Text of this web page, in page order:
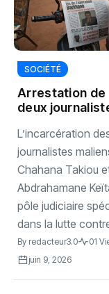
SOCIÉTÉ
Arrestation de
deux
une indignation
L’incarcération
journalistes
Chahana Takiou
Abdrahamane
pôle judiciaire
dans la lutte
By redacteur3.0
01
juin 9, 2026